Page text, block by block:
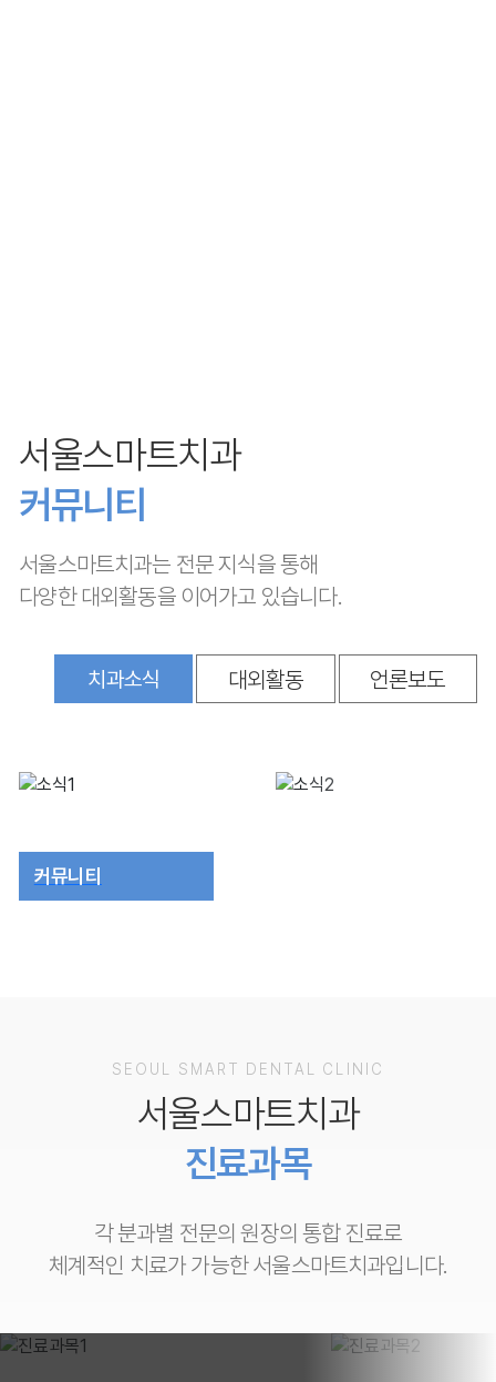
서울스마트치과
커뮤니티
서울스마트치과는 전문 지식을 통해
다양한 대외활동을 이어가고 있습니다.
치과소식 대외활동 언론보도
커뮤니티
SEOUL SMART DENTAL CLINIC
서울스마트치과
진료과목
각 분과별 전문의 원장의 통합 진료로
체계적인 치료가 가능한 서울스마트치과입니다.